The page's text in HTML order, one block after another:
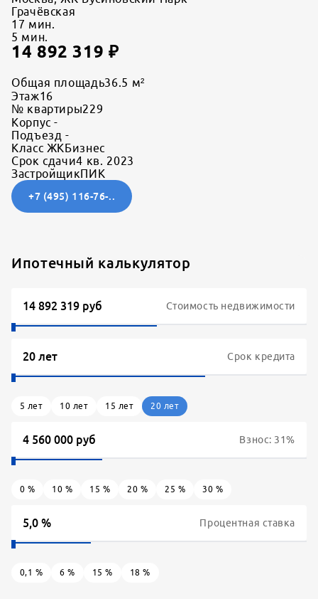
Грачёвская
17 мин.
5 мин.
14 892 319 ₽
Общая площадь36.5 м²
Этаж16
№ квартиры229
Корпус -
Подъезд -
Класс ЖК Бизнес
Срок сдачи4 кв. 2023
Застройщик ПИК
+7 (495) 116-76-..
Ипотечный калькулятор
Стоимость недвижимости
Взнос: 31%
0 % 10 % 15 % 20 % 25 % 30 %
Срок кредита
5 лет 10 лет 15 лет 20 лет
Процентная ставка
0,1 % 6 % 15 % 18 %